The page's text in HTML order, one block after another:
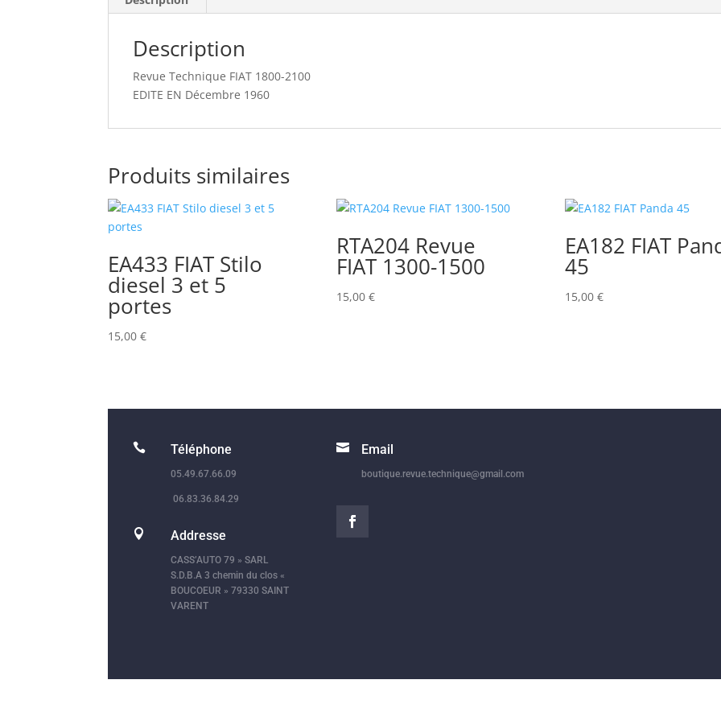
Description
Revue Technique FIAT 1800-2100
EDITE EN Décembre 1960
Produits similaires
EA433 FIAT Stilo
diesel 3 et 5
portes
15,00€
RTA204 Revue
FIAT 1300-1500
15,00 €
EA182 FIAT
45
15,00 €
 Téléphone
05.49.67.66.09
06.83.36.84.29
 Addresse
CASS’AUTO 79 » SARL
S.D.B.A 3 chemin du clos «
BOUCOEUR » 79330 SAINT
VARENT
 Email
boutique.revue.technique@gmail.com